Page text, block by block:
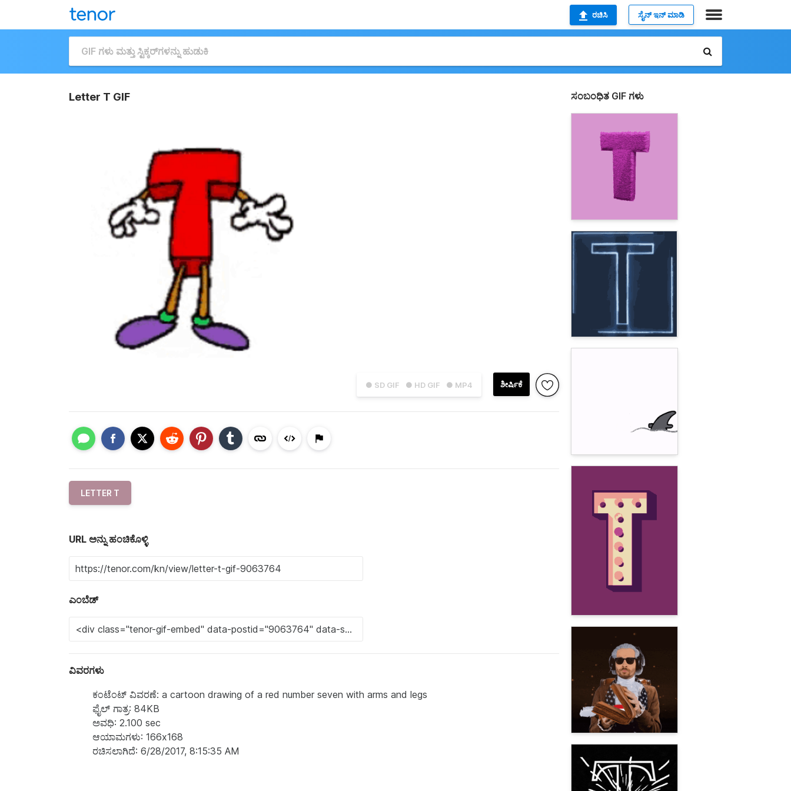
ರಚಿಸಿ ಸೈನ್ ಇನ್ ಮಾಡಿ
Letter T GIF
● SD GIF ● HD GIF ● MP4 ಶೀರ್ಷಿಕೆ
LETTER T
URL ಅನ್ನು ಹಂಚಿಕೊಳ್ಳಿ
ಎಂಬೆಡ್
ವಿವರಗಳು
ಕಂಟೆಂಟ್‌ ವಿವರಣೆ: a cartoon drawing of a red number seven with arms and legs
ಫೈಲ್ ಗಾತ್ರ: 84KB
ಅವಧಿ: 2.100 sec
ಆಯಾಮಗಳು: 166x168
ರಚಿಸಲಾಗಿದೆ: 6/28/2017, 8:15:35 AM
ಸಂಬಂಧಿತ GIF ಗಳು